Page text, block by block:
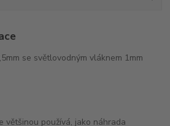
se světlovodným vláknem 1mm
většinou používá, jako náhrada